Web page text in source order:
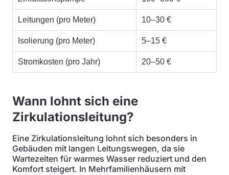
Leitungen (pro Meter) 10–30 €
Isolierung (pro Meter) 5–15 €
Stromkosten (pro Jahr) 20–50 €
Wann lohnt sich eine
Zirkulationsleitung?
Eine Zirkulationsleitung lohnt sich besonders in
Gebäuden mit langen Leitungswegen, da sie
Wartezeiten für warmes Wasser reduziert und den
Komfort steigert. In Mehrfamilienhäusern mit